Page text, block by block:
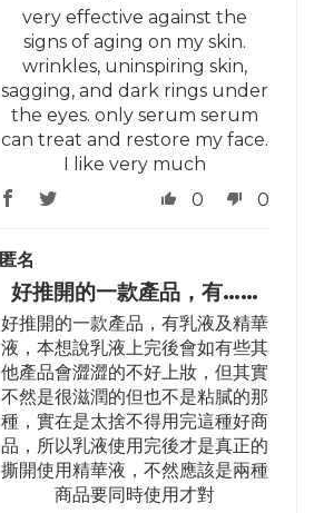
very effective against the
signs of aging on my skin.
wrinkles, uninspiring skin,
sagging, and dark rings under
the eyes. only serum serum
can treat and restore my face.
I like very much
0
0
匿名
好推開的一款產品，有……
好推開的一款產品，有乳液及精華
液，本想說乳液上完後會如有些其
他產品會澀澀的不好上妝，但其實
不然是很滋潤的但也不是粘膩的那
種，實在是太捨不得用完這種好商
品，所以乳液使用完後才是真正的
撕開使用精華液，不然應該是兩種
商品要同時使用才對